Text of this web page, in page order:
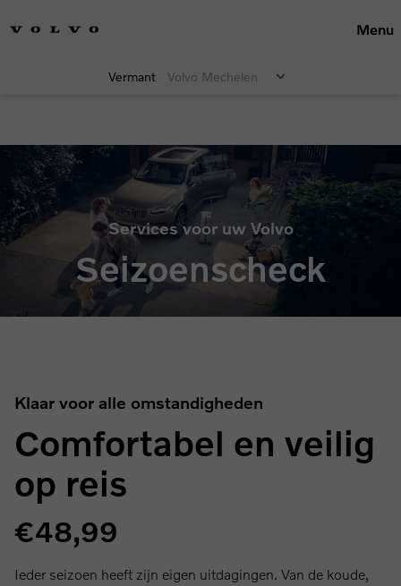
Menu
Vermant Volvo Mechelen
Services voor uw Volvo
Seizoenscheck
Klaar voor alle omstandigheden
Comfortabel en veilig
op reis
€48,99
Ieder seizoen heeft zijn eigen uitdagingen. Van de koude,